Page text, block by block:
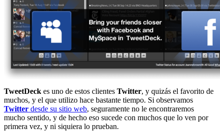
TweetDeck es uno de estos clientes Twitter, y quizás el favorito de
muchos, y el que utilizo hace bastante tiempo. Si observamos
Twitter desde su sitio web, seguramente no le encontraremos
mucho sentido, y de hecho eso sucede con muchos que lo ven por
primera vez, y ni siquiera lo prueban.